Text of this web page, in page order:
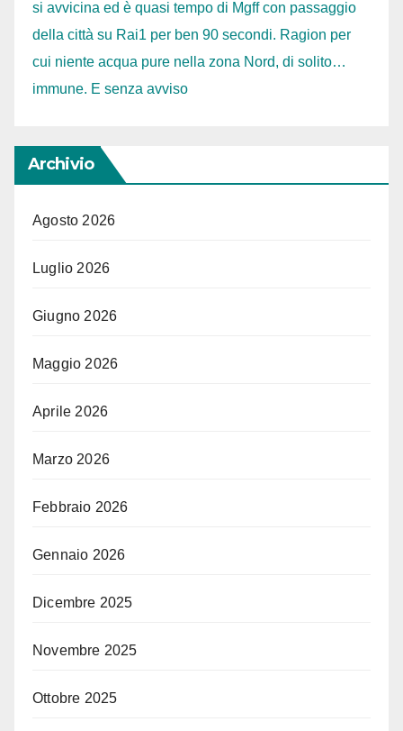
si avvicina ed è quasi tempo di Mgff con passaggio
della città su Rai1 per ben 90 secondi. Ragion per
cui niente acqua pure nella zona Nord, di solito…
immune. E senza avviso
Archivio
Agosto 2026
Luglio 2026
Giugno 2026
Maggio 2026
Aprile 2026
Marzo 2026
Febbraio 2026
Gennaio 2026
Dicembre 2025
Novembre 2025
Ottobre 2025